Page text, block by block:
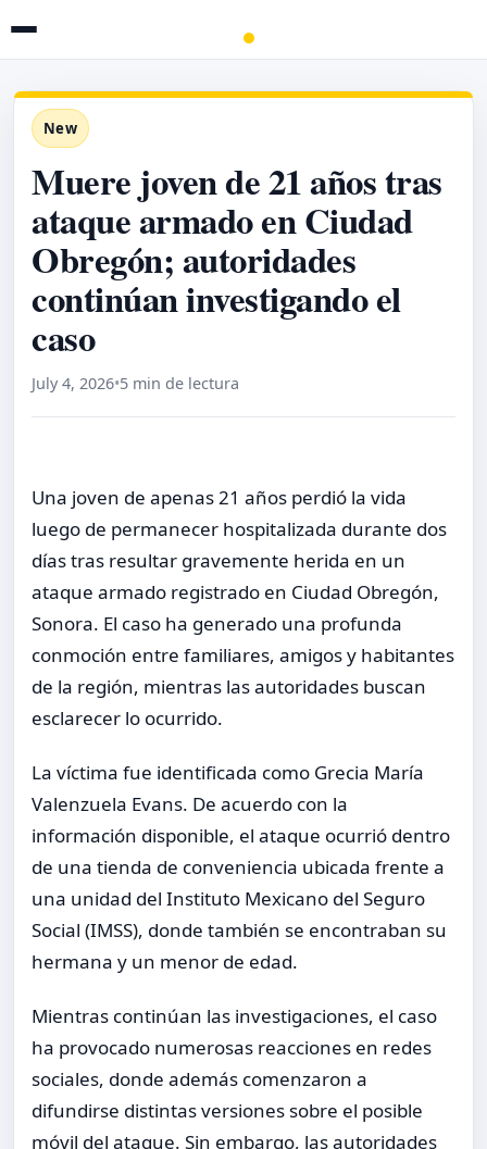
New
Muere joven de 21 años tras
ataque armado en Ciudad
Obregón; autoridades
continúan investigando el
caso
July 4, 2026•5 min de lectura
Una joven de apenas 21 años perdió la vida
luego de permanecer hospitalizada durante dos
días tras resultar gravemente herida en un
ataque armado registrado en Ciudad Obregón,
Sonora. El caso ha generado una profunda
conmoción entre familiares, amigos y habitantes
de la región, mientras las autoridades buscan
esclarecer lo ocurrido.
La víctima fue identificada como Grecia María
Valenzuela Evans. De acuerdo con la
información disponible, el ataque ocurrió dentro
de una tienda de conveniencia ubicada frente a
una unidad del Instituto Mexicano del Seguro
Social (IMSS), donde también se encontraban su
hermana y un menor de edad.
Mientras continúan las investigaciones, el caso
ha provocado numerosas reacciones en redes
sociales, donde además comenzaron a
difundirse distintas versiones sobre el posible
móvil del ataque. Sin embargo, las autoridades